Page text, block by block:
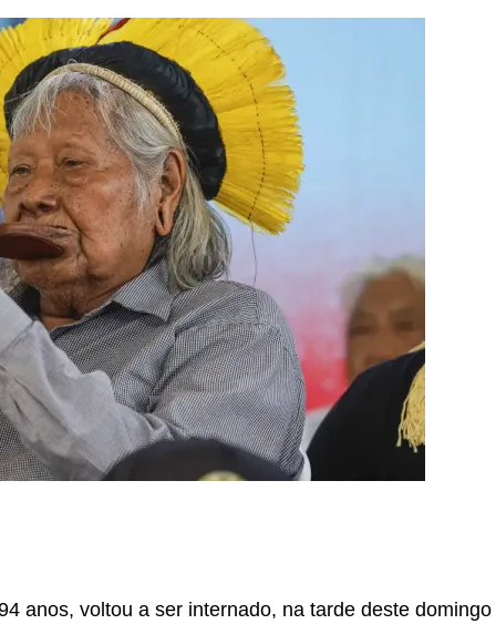
anos, voltou a ser internado, na tarde deste domingo